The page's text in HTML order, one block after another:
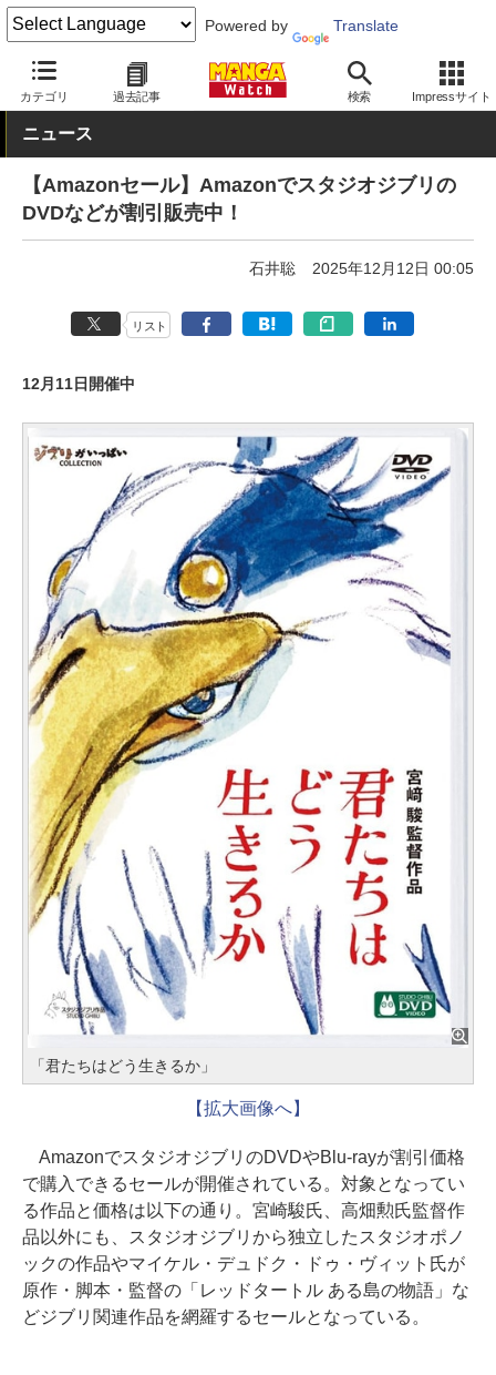
Powered by Translate
カテゴリ 過去記事 検索 Impressサイト
MANGA Watch セール
ニュース
【Amazonセール】Amazonでスタジオジブリの
DVDなどが割引販売中！
石井聡 2025年12月12日 00:05
リスト
12月11日開催中
「君たちはどう生きるか」
【拡大画像へ】
AmazonでスタジオジブリのDVDやBlu-rayが割引価格
で購入できるセールが開催されている。対象となってい
る作品と価格は以下の通り。宮崎駿氏、高畑勲氏監督作
品以外にも、スタジオジブリから独立したスタジオポノ
ックの作品やマイケル・デュドク・ドゥ・ヴィット氏が
原作・脚本・監督の「レッドタートル ある島の物語」な
どジブリ関連作品を網羅するセールとなっている。